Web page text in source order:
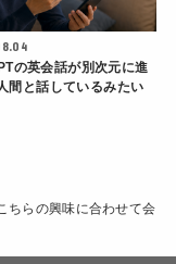
の英会話が別次元に進
間と話しているみたい
ちらの興味に合わせて会